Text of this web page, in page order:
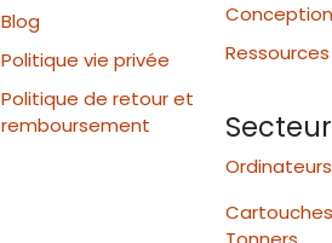
Blog
Politique vie privée
Politique de retour et
remboursement
Conception
Ressources